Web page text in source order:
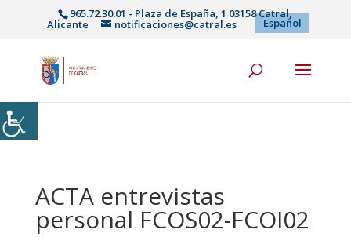
965.72.30.01 - Plaza de España, 1 03158 Catral,
Alicante notificaciones@catral.es Español
ACTA entrevistas
personal FCOS02-FCOI02